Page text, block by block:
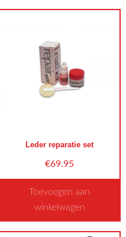
Leder reparatie set
€69.95
Toevoegen aan
winkelwagen